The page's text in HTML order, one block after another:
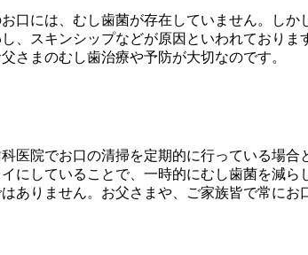
口には、むし歯菌が存在していません。し
、スキンシップなどが原因といわれておりま
さまのむし歯治療や予防が大切なのです。
医院でお口の清掃を定期的に行っている場
にしていることで、一時的にむし歯菌を減ら
ありません。お父さまや、ご家族皆で常にお